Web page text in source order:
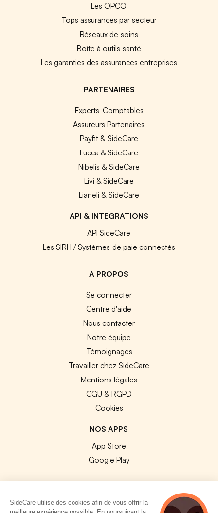
Les OPCO
Tops assurances par secteur
Réseaux de soins
Boîte à outils santé
Les garanties des assurances entreprises
PARTENAIRES
Experts-Comptables
Assureurs Partenaires
Payfit & SideCare
Lucca & SideCare
Nibelis & SideCare
Livi & SideCare
Lianeli & SideCare
API & INTEGRATIONS
API SideCare
Les SIRH / Systèmes de paie connectés
A PROPOS
Se connecter
Centre d'aide
Nous contacter
Notre équipe
Témoignages
Travailler chez SideCare
Mentions légales
CGU & RGPD
Cookies
NOS APPS
App Store
Google Play
SideCare utilise des cookies afin de vous offrir la
meilleure expérience possible. En poursuivant la